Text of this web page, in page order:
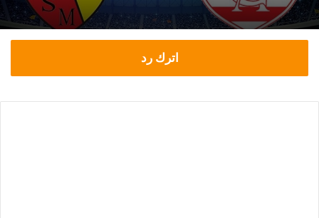
اترك رد